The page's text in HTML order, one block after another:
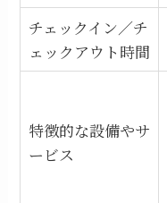
チェックイン／チ
ェックアウト時間
特徴的な設備やサ
ービス